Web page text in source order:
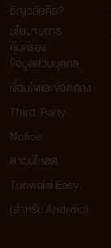
ธัญวลัยคือ?
นโยบายการ
คุ้มครอง
ข้อมูลส่วนบุคคล
เงื่อนไขและข้อตกลง
Third-Party
Notice
ดาวน์โหลด
Tunwalai Easy
(สำหรับ Android)